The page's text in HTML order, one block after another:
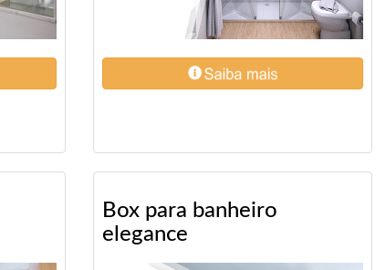
Box para banheiro
elegance